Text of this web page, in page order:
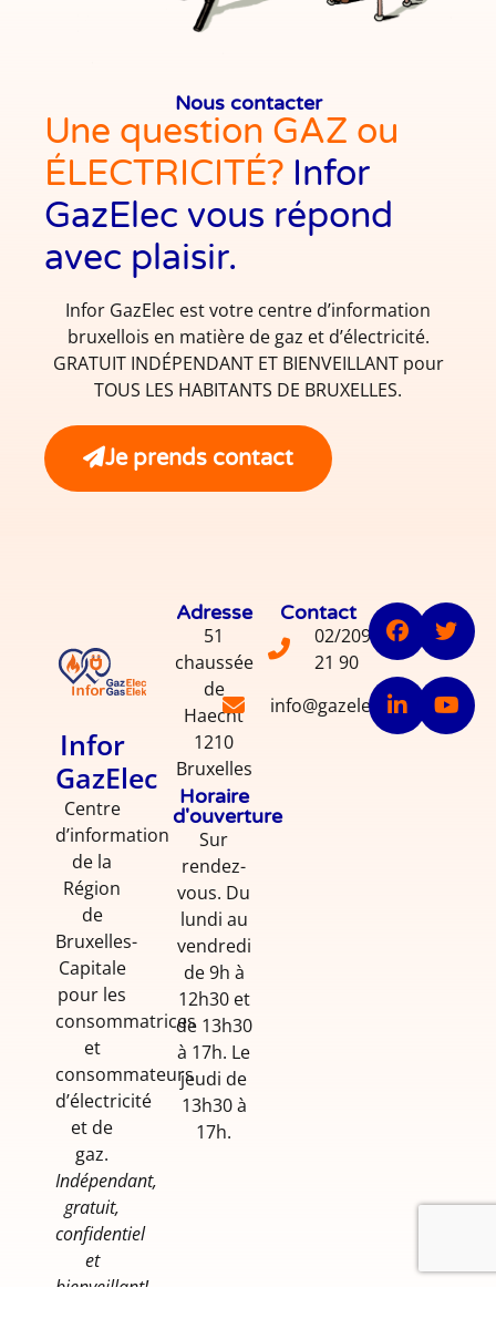
Nous contacter
Une question GAZ ou
ÉLECTRICITÉ? Infor
GazElec vous répond
avec plaisir.
Infor GazElec est votre centre d’information
bruxellois en matière de gaz et d’électricité.
GRATUIT INDÉPENDANT ET BIENVEILLANT pour
TOUS LES HABITANTS DE BRUXELLES.
Je prends contact
Infor
GazElec
Centre
d’information
de la
Région
de
Bruxelles-
Capitale
pour les
consommatrices
et
consommateurs
d’électricité
et de
gaz.
Indépendant,
gratuit,
confidentiel
et
bienveillant!
Adresse
51
chaussée
de
Haecht
1210
Bruxelles
Horaire
d'ouverture
Sur
rendez-
vous. Du
lundi au
vendredi
de 9h à
12h30 et
de 13h30
à 17h. Le
jeudi de
13h30 à
17h.
Contact
02/209
21 90
info@gazelec.info